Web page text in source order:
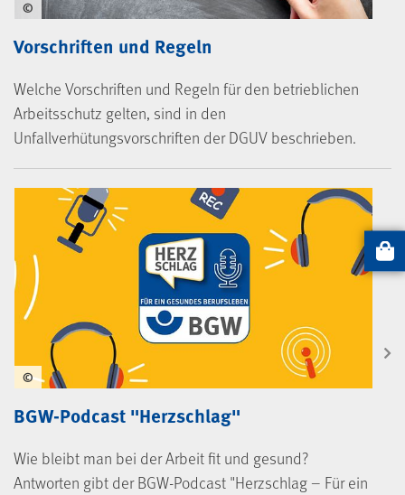
Vorschriften und Regeln
Welche Vorschriften und Regeln für den betrieblichen
Arbeitsschutz gelten, sind in den
Unfallverhütungsvorschriften der DGUV beschrieben.
©
BGW-Podcast "Herzschlag"
Wie bleibt man bei der Arbeit fit und gesund?
Antworten gibt der BGW-Podcast "Herzschlag – Für ein
©
Artikel